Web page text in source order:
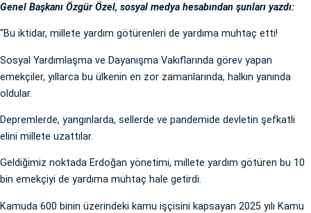
Genel Başkanı Özgür Özel, sosyal medya hesabından şunları yazdı:
"Bu iktidar, millete yardım götürenleri de yardıma muhtaç etti!
Sosyal Yardımlaşma ve Dayanışma Vakıflarında görev yapan
emekçiler, yıllarca bu ülkenin en zor zamanlarında, halkın yanında
oldular.
Depremlerde, yangınlarda, sellerde ve pandemide devletin şefkatli
elini millete uzattılar.
Geldiğimiz noktada Erdoğan yönetimi, millete yardım götüren bu 10
bin emekçiyi de yardıma muhtaç hale getirdi.
Kamuda 600 binin üzerindeki kamu işçisini kapsayan 2025 yılı Kamu